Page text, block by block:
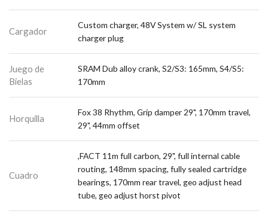
Cargador
Custom charger, 48V System w/ SL system
charger plug
Juego de
Bielas
SRAM Dub alloy crank, S2/S3: 165mm, S4/S5:
170mm
Horquilla
Fox 38 Rhythm, Grip damper 29", 170mm travel,
29", 44mm offset
Cuadro
,FACT 11m full carbon, 29", full internal cable
routing, 148mm spacing, fully sealed cartridge
bearings, 170mm rear travel, geo adjust head
tube, geo adjust horst pivot